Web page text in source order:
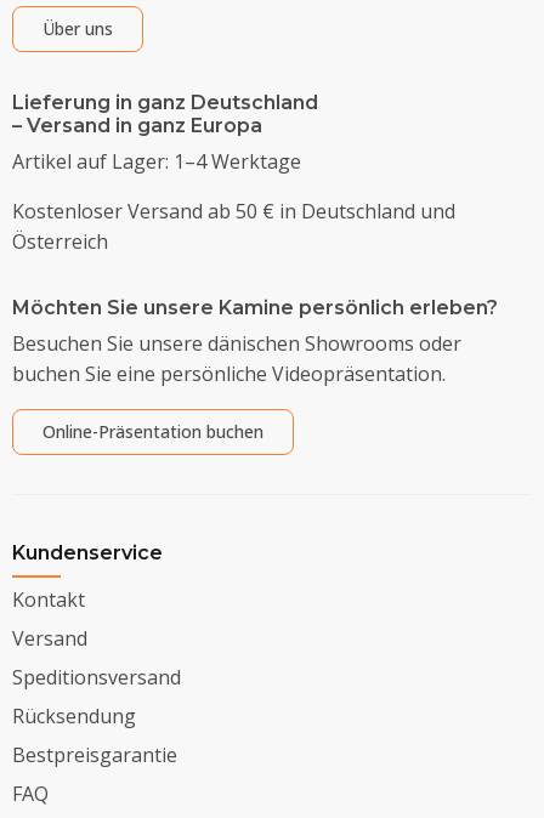
Über uns
Lieferung in ganz Deutschland
– Versand in ganz Europa
Artikel auf Lager: 1–4 Werktage
Kostenloser Versand ab 50 € in Deutschland und
Österreich
Möchten Sie unsere Kamine persönlich erleben?
Besuchen Sie unsere dänischen Showrooms oder
buchen Sie eine persönliche Videopräsentation.
Online-Präsentation buchen
Kundenservice
Kontakt
Versand
Speditionsversand
Rücksendung
Bestpreisgarantie
FAQ